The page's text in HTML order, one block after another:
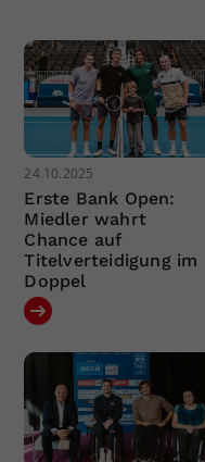
24.10.2025
Erste Bank Open:
Miedler wahrt
Chance auf
Titelverteidigung im
Doppel